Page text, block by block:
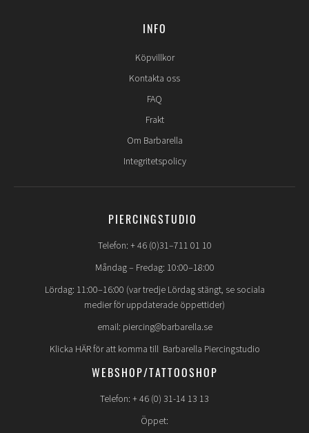
INFO
Köpvillkor
Kontakta oss
FAQ
Frakt
Om Barbarella
Integritetspolicy
PIERCINGSTUDIO
Telefon: + 46 (0)31–711 01 10
Måndag – Fredag: 10:00–18:00
Lördag: 11:00–16:00 (var tredje Lördag stängt, se sociala
medier för uppdaterade öppettider)
email: piercing@barbarella.se
Klicka HÄR för att komma till Barbarella Piercingstudio
WEBSHOP/TATTOOSHOP
Telefon: + 46 (0) 31-14 13 13
Öppet: